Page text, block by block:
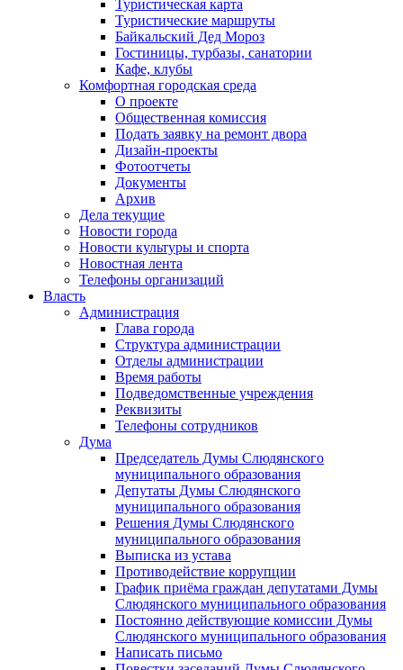
Туристическая карта
Туристические маршруты
Байкальский Дед Мороз
Гостиницы, турбазы, санатории
Кафе, клубы
Комфортная городская среда
О проекте
Общественная комиссия
Подать заявку на ремонт двора
Дизайн-проекты
Фотоотчеты
Документы
Архив
Дела текущие
Новости города
Новости культуры и спорта
Новостная лента
Телефоны организаций
Власть
Администрация
Глава города
Структура администрации
Отделы администрации
Время работы
Подведомственные учреждения
Реквизиты
Телефоны сотрудников
Дума
Председатель Думы Слюдянского
муниципального образования
Депутаты Думы Слюдянского
муниципального образования
Решения Думы Слюдянского
муниципального образования
Выписка из устава
Противодействие коррупции
График приёма граждан депутатами Думы
Слюдянского муниципального образования
Постоянно действующие комиссии Думы
Слюдянского муниципального образования
Написать письмо